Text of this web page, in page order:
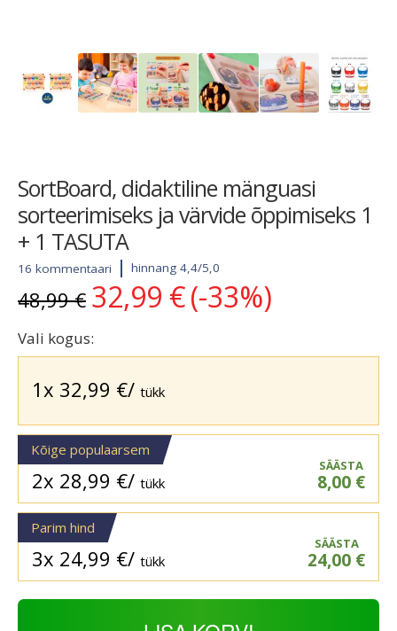
SortBoard, didaktiline mänguasi
sorteerimiseks ja värvide õppimiseks 1
+ 1 TASUTA
16 kommentaari hinnang 4,4/5,0
48,99€ Algne
hind
oli:
48,99 €.
32,99 € Current
price
32,99 €.
(-33%)
Vali kogus:
1x 32,99 €/ tükk
Kõige populaarsem
2x 28,99 €/ tükk
SÄÄSTA
8,00 €
Parim hind
3x 24,99 €/ tükk
SÄÄSTA
24,00 €